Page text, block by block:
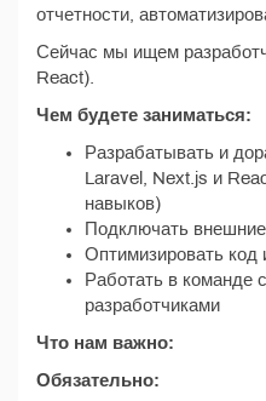
отчетности,
Сейчас мы ищем
React).
Чем будете заниматься:
Разрабатывать и
Laravel, Next.js и
навыков)
Подключать
Оптимизировать
Работать в команде
разработчиками
Что нам важно:
Обязательно: